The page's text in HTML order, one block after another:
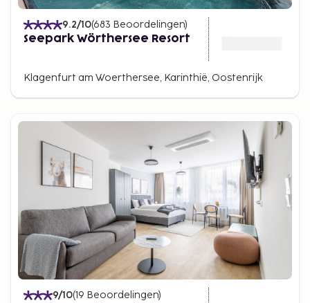
9.2/10(683 Beoordelingen)
Seepark Wörthersee Resort
Klagenfurt am Woerthersee, Karinthië, Oostenrijk
9/10(19 Beoordelingen)